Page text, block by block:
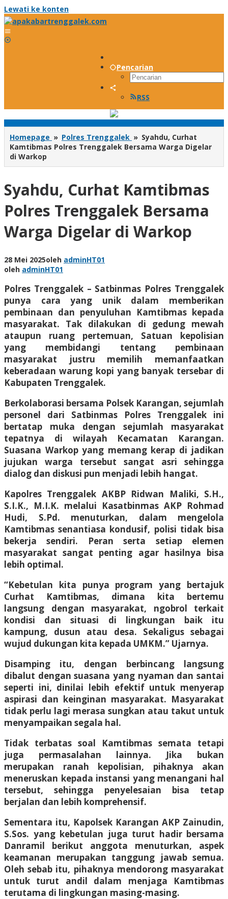
Lewati ke konten
Pencarian
RSS
Homepage » Polres Trenggalek » Syahdu, Curhat
Kamtibmas Polres Trenggalek Bersama Warga Digelar
di Warkop
Syahdu, Curhat Kamtibmas
Polres Trenggalek Bersama
Warga Digelar di Warkop
28 Mei 2025oleh adminHT01
oleh adminHT01
Polres Trenggalek – Satbinmas Polres Trenggalek
punya cara yang unik dalam memberikan
pembinaan dan penyuluhan Kamtibmas kepada
masyarakat. Tak dilakukan di gedung mewah
ataupun ruang pertemuan, Satuan kepolisian
yang membidangi tentang pembinaan
masyarakat justru memilih memanfaatkan
keberadaan warung kopi yang banyak tersebar di
Kabupaten Trenggalek.
Berkolaborasi bersama Polsek Karangan, sejumlah
personel dari Satbinmas Polres Trenggalek ini
bertatap muka dengan sejumlah masyarakat
tepatnya di wilayah Kecamatan Karangan.
Suasana Warkop yang memang kerap di jadikan
jujukan warga tersebut sangat asri sehingga
dialog dan diskusi pun menjadi lebih hangat.
Kapolres Trenggalek AKBP Ridwan Maliki, S.H.,
S.I.K., M.I.K. melalui Kasatbinmas AKP Rohmad
Hudi, S.Pd. menuturkan, dalam mengelola
Kamtibmas senantiasa kondusif, polisi tidak bisa
bekerja sendiri. Peran serta setiap elemen
masyarakat sangat penting agar hasilnya bisa
lebih optimal.
“Kebetulan kita punya program yang bertajuk
Curhat Kamtibmas, dimana kita bertemu
langsung dengan masyarakat, ngobrol terkait
kondisi dan situasi di lingkungan baik itu
kampung, dusun atau desa. Sekaligus sebagai
wujud dukungan kita kepada UMKM.” Ujarnya.
Disamping itu, dengan berbincang langsung
dibalut dengan suasana yang nyaman dan santai
seperti ini, dinilai lebih efektif untuk menyerap
aspirasi dan keinginan masyarakat. Masyarakat
tidak perlu lagi merasa sungkan atau takut untuk
menyampaikan segala hal.
Tidak terbatas soal Kamtibmas semata tetapi
juga permasalahan lainnya. Jika bukan
merupakan ranah kepolisian, pihaknya akan
meneruskan kepada instansi yang menangani hal
tersebut, sehingga penyelesaian bisa tetap
berjalan dan lebih komprehensif.
Sementara itu, Kapolsek Karangan AKP Zainudin,
S.Sos. yang kebetulan juga turut hadir bersama
Danramil berikut anggota menuturkan, aspek
keamanan merupakan tanggung jawab semua.
Oleh sebab itu, pihaknya mendorong masyarakat
untuk turut andil dalam menjaga Kamtibmas
terutama di lingkungan masing-masing.